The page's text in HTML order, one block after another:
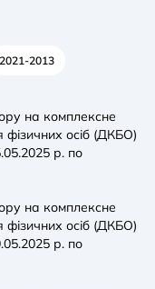
2021-2013
на комплексне
фізичних осіб (ДКБО)
р. по
на комплексне
фізичних осіб (ДКБО)
р. по